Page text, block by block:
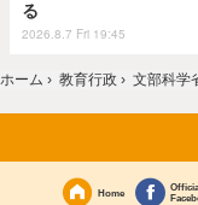
る
2026.8.7 Fri 19:45
ホーム › 教育行政 › 文部科学
Home